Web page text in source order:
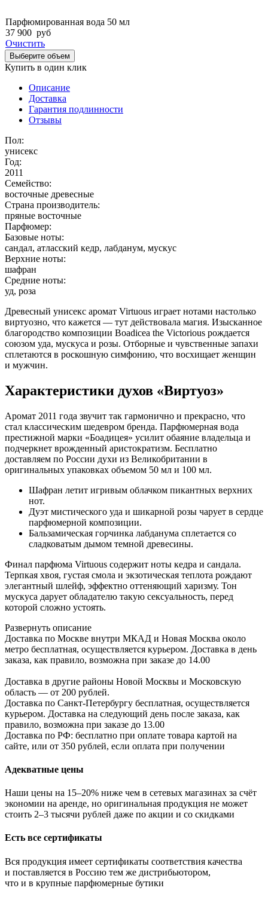
Парфюмированная вода 50 мл
37 900 руб
Очистить
Выберите объем
Купить в один клик
Описание
Доставка
Гарантия подлинности
Отзывы
Пол:
унисекс
Год:
2011
Семейство:
восточные древесные
Страна производитель:
пряные восточные
Парфюмер:
Базовые ноты:
сандал, атласский кедр, лабданум, мускус
Верхние ноты:
шафран
Средние ноты:
уд, роза
Древесный унисекс аромат Virtuous играет нотами настолько
виртуозно, что кажется — тут действовала магия. Изысканное
благородство композиции Boadicea the Victorious рождается
союзом уда, мускуса и розы. Отборные и чувственные запахи
сплетаются в роскошную симфонию, что восхищает женщин
и мужчин.
Характеристики духов «Виртуоз»
Аромат 2011 года звучит так гармонично и прекрасно, что
стал классическим шедевром бренда. Парфюмерная вода
престижной марки «Боадицея» усилит обаяние владельца и
подчеркнет врожденный аристократизм. Бесплатно
доставляем по России духи из Великобритании в
оригинальных упаковках объемом 50 мл и 100 мл.
Шафран летит игривым облачком пикантных верхних
нот.
Дуэт мистического уда и шикарной розы чарует в сердце
парфюмерной композиции.
Бальзамическая горчинка лабданума сплетается со
сладковатым дымом темной древесины.
Финал парфюма Virtuous содержит ноты кедра и сандала.
Терпкая хвоя, густая смола и экзотическая теплота рождают
элегантный шлейф, эффектно оттеняющий харизму. Тон
мускуса дарует обладателю такую сексуальность, перед
которой сложно устоять.
Развернуть описание
Доставка по Москве внутри МКАД и Новая Москва около
метро бесплатная, осуществляется курьером. Доставка в день
заказа, как правило, возможна при заказе до 14.00
Доставка в другие районы Новой Москвы и Московскую
область — от 200 рублей.
Доставка по Санкт-Петербургу бесплатная, осуществляется
курьером. Доставка на следующий день после заказа, как
правило, возможна при заказе до 13.00
Доставка по РФ: бесплатно при оплате товара картой на
сайте, или от 350 рублей, если оплата при получении
Адекватные цены
Наши цены на 15–20% ниже чем в сетевых магазинах за счёт
экономии на аренде, но оригинальная продукция не может
стоить 2–3 тысячи рублей даже по акции и со скидками
Есть все сертификаты
Вся продукция имеет сертификаты соответствия качества
и поставляется в Россию тем же дистрибьютором,
что и в крупные парфюмерные бутики